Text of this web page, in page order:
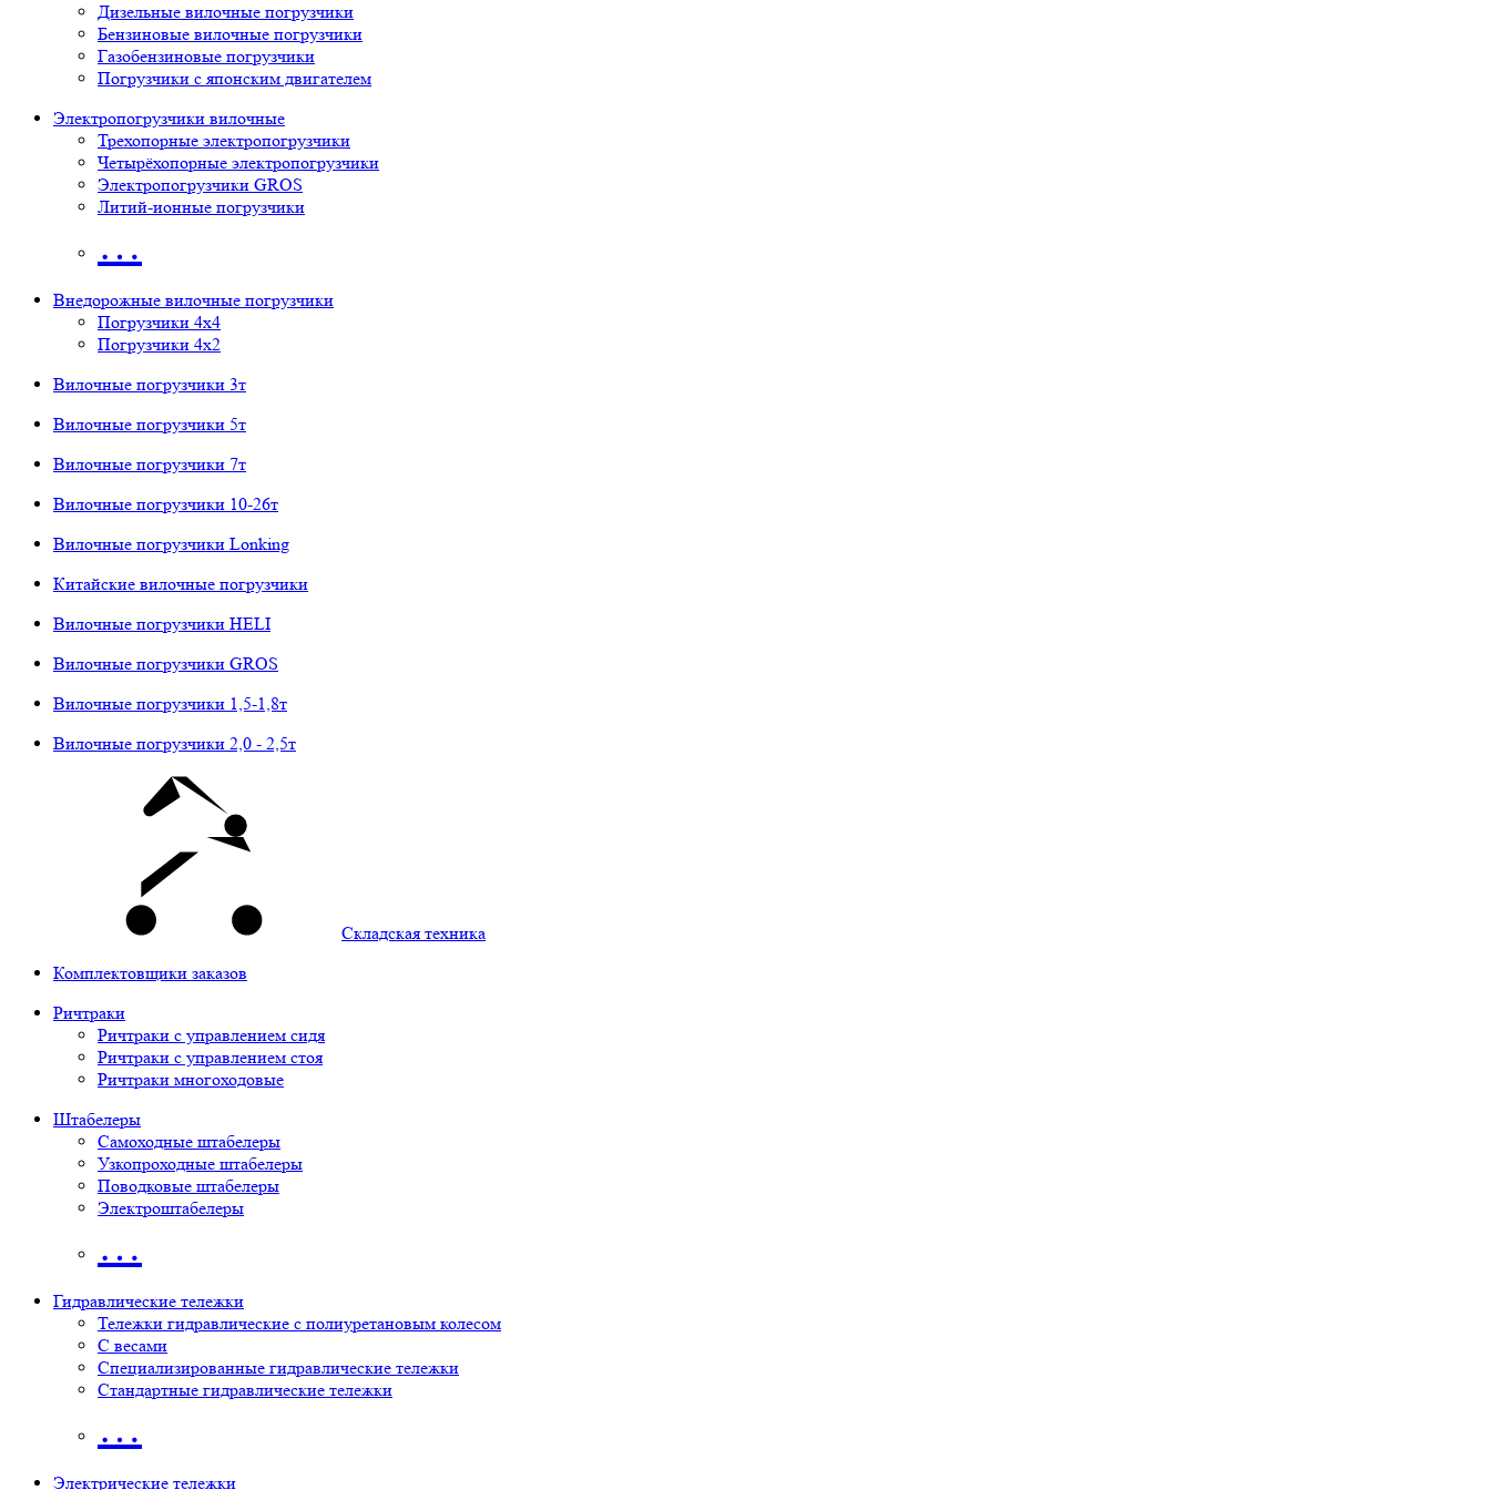
Дизельные вилочные погрузчики
Бензиновые вилочные погрузчики
Газобензиновые погрузчики
Погрузчики с японским двигателем
Электропогрузчики вилочные
Трехопорные электропогрузчики
Четырёхопорные электропогрузчики
Электропогрузчики GROS
Литий-ионные погрузчики
…
Внедорожные вилочные погрузчики
Погрузчики 4х4
Погрузчики 4х2
Вилочные погрузчики 3т
Вилочные погрузчики 5т
Вилочные погрузчики 7т
Вилочные погрузчики 10-26т
Вилочные погрузчики Lonking
Китайские вилочные погрузчики
Вилочные погрузчики HELI
Вилочные погрузчики GROS
Вилочные погрузчики 1,5-1,8т
Вилочные погрузчики 2,0 - 2,5т
Складская техника
Комплектовщики заказов
Ричтраки
Ричтраки с управлением сидя
Ричтраки с управлением стоя
Ричтраки многоходовые
Штабелеры
Самоходные штабелеры
Узкопроходные штабелеры
Поводковые штабелеры
Электроштабелеры
…
Гидравлические тележки
Тележки гидравлические с полиуретановым колесом
С весами
Специализированные гидравлические тележки
Стандартные гидравлические тележки
…
Электрические тележки